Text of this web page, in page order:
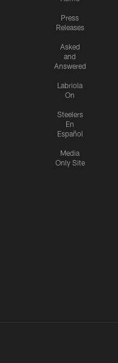
Press
Releases
Asked
and
Answered
Labriola
On
Steelers
En
Español
Media
Only Site